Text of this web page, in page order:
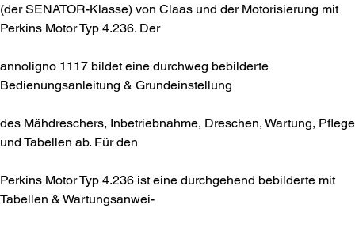
(der SENATOR-Klasse) von Claas und der Motorisierung mit
Perkins Motor Typ 4.236. Der
annoligno 1117 bildet eine durchweg bebilderte
Bedienungsanleitung & Grundeinstellung
des Mähdreschers, Inbetriebnahme, Dreschen, Wartung, Pflege
und Tabellen ab. Für den
Perkins Motor Typ 4.236 ist eine durchgehend bebilderte mit
Tabellen & Wartungsanwei-